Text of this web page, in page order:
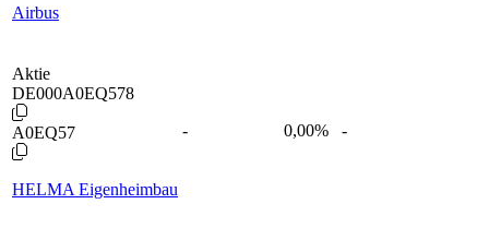
Airbus
Aktie
DE000A0EQ578
A0EQ57
HELMA Eigenheimbau
- 0,00% -